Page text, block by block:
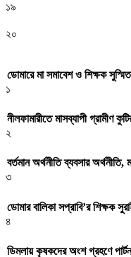
১৯
২০
ডোমারে মা সমাবেশ ও শিক্ষক
১
নীলফামারীতে মাসব্যাপী গ্রামীণ
২
বর্তমান অর্থনীতি ব্যবসার
৩
ডোমার বালিকা সপ্রাবি’র শিক্ষক
৪
ডিমলায় কৃষকদের অংশ গ্রহণে